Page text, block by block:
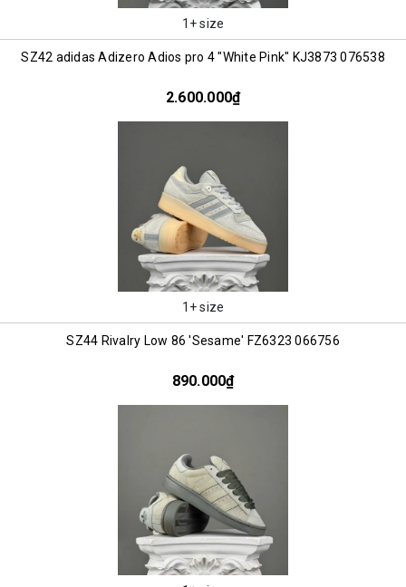
1+ size
SZ42 adidas Adizero Adios pro 4 "White Pink" KJ3873 076538
2.600.000₫
1+ size
SZ44 Rivalry Low 86 'Sesame' FZ6323 066756
890.000₫